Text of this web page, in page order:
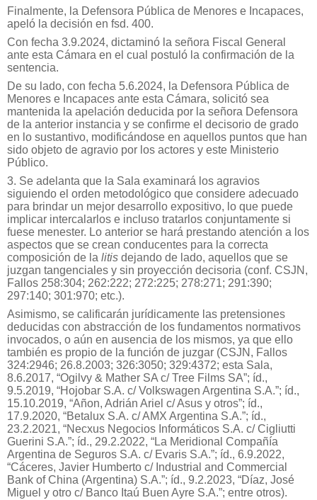
Finalmente, la Defensora Pública de Menores e Incapaces,
apeló la decisión en fsd. 400.
Con fecha 3.9.2024, dictaminó la señora Fiscal General
ante esta Cámara en el cual postuló la confirmación de la
sentencia.
De su lado, con fecha 5.6.2024, la Defensora Pública de
Menores e Incapaces ante esta Cámara, solicitó sea
mantenida la apelación deducida por la señora Defensora
de la anterior instancia y se confirme el decisorio de grado
en lo sustantivo, modificándose en aquellos puntos que han
sido objeto de agravio por los actores y este Ministerio
Público.
3. Se adelanta que la Sala examinará los agravios
siguiendo el orden metodológico que considere adecuado
para brindar un mejor desarrollo expositivo, lo que puede
implicar intercalarlos e incluso tratarlos conjuntamente si
fuese menester. Lo anterior se hará prestando atención a los
aspectos que se crean conducentes para la correcta
composición de la litis dejando de lado, aquellos que se
juzgan tangenciales y sin proyección decisoria (conf. CSJN,
Fallos 258:304; 262:222; 272:225; 278:271; 291:390;
297:140; 301:970; etc.).
Asimismo, se calificarán jurídicamente las pretensiones
deducidas con abstracción de los fundamentos normativos
invocados, o aún en ausencia de los mismos, ya que ello
también es propio de la función de juzgar (CSJN, Fallos
324:2946; 26.8.2003; 326:3050; 329:4372; esta Sala,
8.6.2017, “Ogilvy & Mather SA c/ Tree Films SA”; íd.,
9.5.2019, “Hojobar S.A. c/ Volkswagen Argentina S.A.”; íd.,
15.10.2019, “Añon, Adrián Ariel c/ Asus y otros”; íd.,
17.9.2020, “Betalux S.A. c/ AMX Argentina S.A.”; íd.,
23.2.2021, “Necxus Negocios Informáticos S.A. c/ Cigliutti
Guerini S.A.”; íd., 29.2.2022, “La Meridional Compañía
Argentina de Seguros S.A. c/ Evaris S.A.”; íd., 6.9.2022,
“Cáceres, Javier Humberto c/ Industrial and Commercial
Bank of China (Argentina) S.A.”; íd., 9.2.2023, “Díaz, José
Miguel y otro c/ Banco Itaú Buen Ayre S.A.”; entre otros).